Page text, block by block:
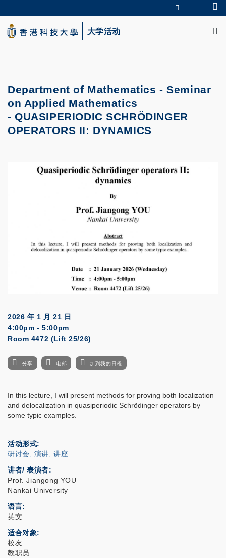
to
main
content
生活@科大
大学活动
Department of Mathematics -Seminar
on Applied Mathematics
-QUASIPERIODIC SCHRÖDINGER
OPERATORS II: DYNAMICS
2026 年 1 月 21 日
4:00pm - 5:00pm
Room 4472 (Lift 25/26)
分享 电邮 加到我的日程
In this lecture, I will present methods for proving both localization
and delocalization in quasiperiodic Schrödinger operators by
some typic examples.
活动形式
研讨会, 演讲, 讲座
讲者/ 表演者:
Prof. Jiangong YOU
Nankai University
语言
英文
适合对象
校友
教职员